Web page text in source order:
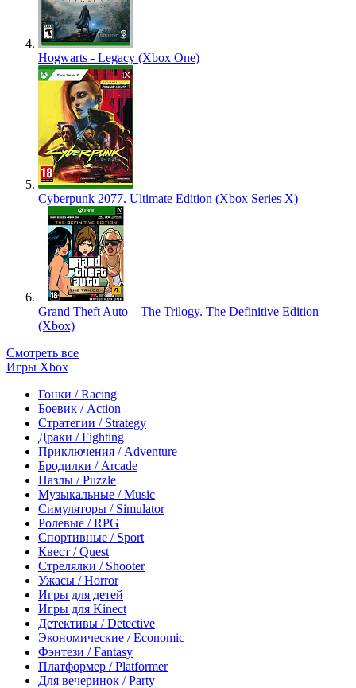
Hogwarts - Legacy (Xbox One)
Cyberpunk 2077. Ultimate Edition (Xbox Series X)
Grand Theft Auto – The Trilogy. The Definitive Edition
(Xbox)
Смотреть все
Игры Xbox
Гонки / Racing
Боевик / Action
Стратегии / Strategy
Драки / Fighting
Приключения / Adventure
Бродилки / Arcade
Пазлы / Puzzle
Музыкальные / Music
Симуляторы / Simulator
Ролевые / RPG
Спортивные / Sport
Квест / Quest
Стрелялки / Shooter
Ужасы / Horror
Игры для детей
Игры для Kinect
Детективы / Detective
Экономические / Economic
Фэнтези / Fantasy
Платформер / Platformer
Для вечеринок / Party